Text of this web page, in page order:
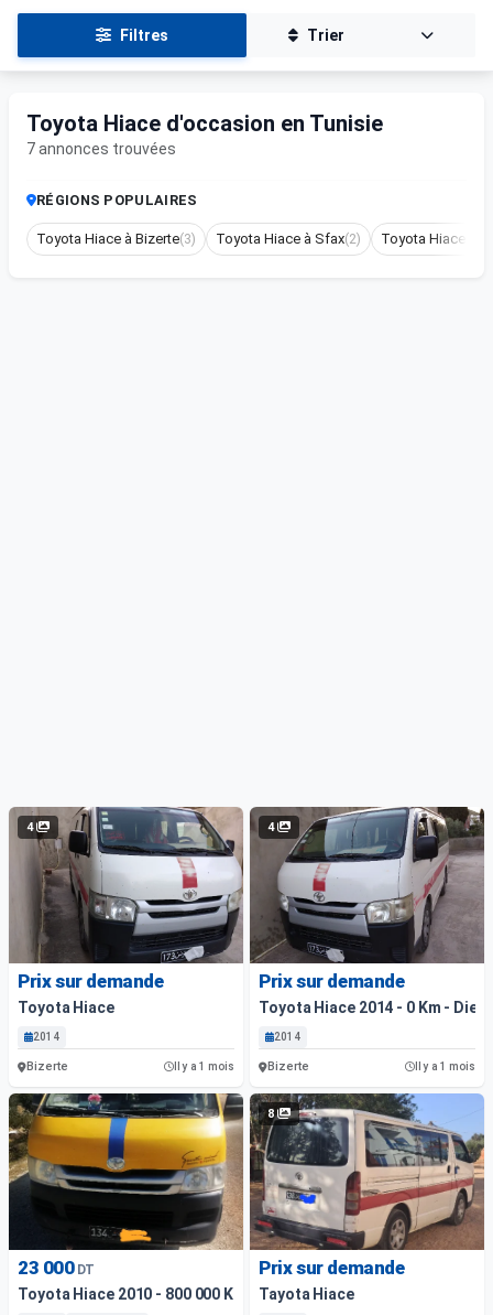
Filtres Trier
Toyota Hiace d'occasion en Tunisie
7 annonces trouvées
RÉGIONS POPULAIRES
Toyota Hiace à Bizerte(3) Toyota Hiace à Sfax(2) Toyota Hiace à
4
Prix sur demande
Toyota Hiace
2014
Bizerte Il y a 1 mois
4
Prix sur demande
Toyota Hiace 2014 - 0 Km -
2014
Bizerte Il y a 1 mois
23 000 DT
Toyota Hiace 2010 - 800 000 Km - Diesel
8
Prix sur demande
Tayota Hiace